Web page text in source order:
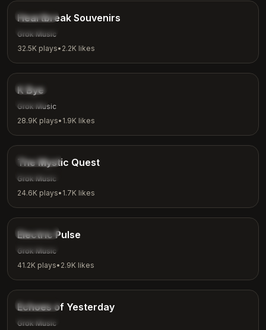
Ballad
Emotional
Heartbreak Souvenirs
Grok Music
32.5K plays• 2.2K likes
Indie
Casual
K Bye
Grok Music
28.9K plays• 1.9K likes
Fantasy
Adventure
The Mystic Quest
Grok Music
24.6K plays• 1.7K likes
Electronic
Workout
Electric Pulse
Grok Music
41.2K plays• 2.9K likes
Nostalgic
Reflection
Echoes of Yesterday
Grok Music